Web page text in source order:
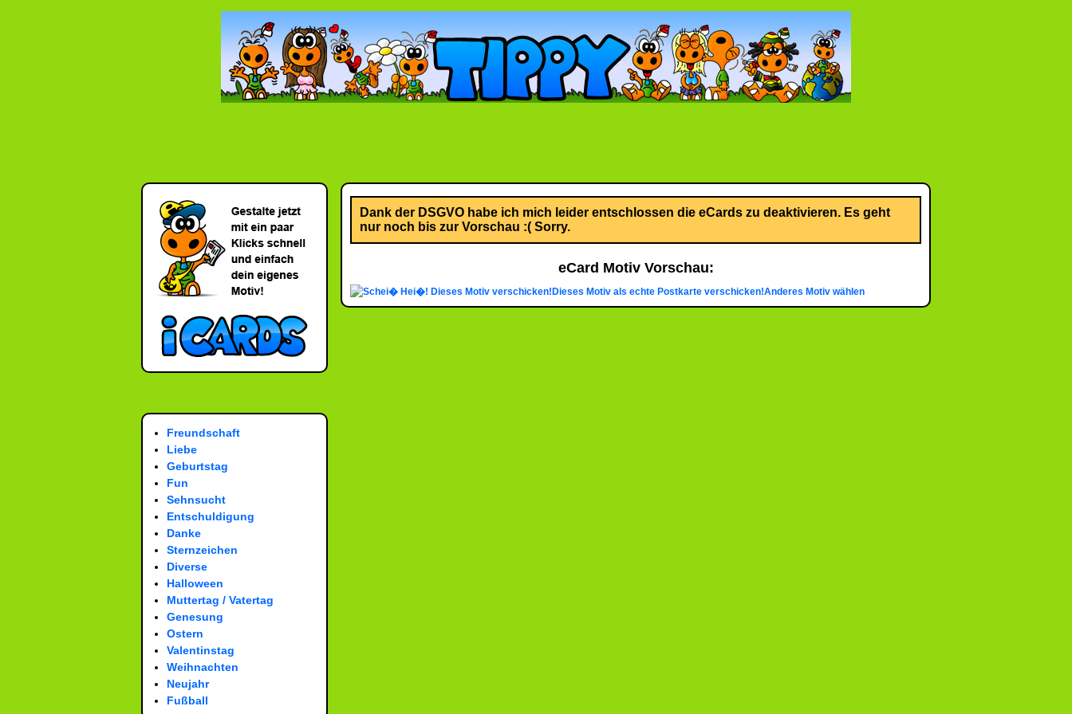
Freundschaft
Liebe
Geburtstag
Fun
Sehnsucht
Entschuldigung
Danke
Sternzeichen
Diverse
Halloween
Muttertag / Vatertag
Genesung
Ostern
Valentinstag
Weihnachten
Neujahr
Fußball
Dank der DSGVO habe ich mich leider entschlossen die eCards zu deaktivieren. Es geht
nur noch bis zur Vorschau :( Sorry.
eCard Motiv Vorschau:
Dieses Motiv verschicken! Dieses Motiv als echte Postkarte verschicken!Anderes Motiv wählen